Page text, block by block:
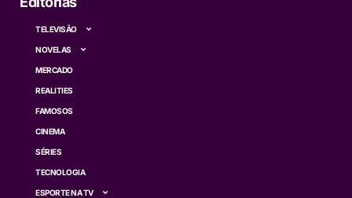
TELEVISÃO
NOVELAS
MERCADO
REALITIES
FAMOSOS
CINEMA
SÉRIES
TECNOLOGIA
ESPORTE NA TV